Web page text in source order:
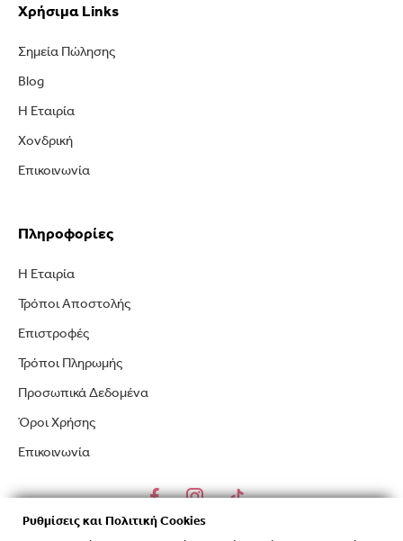
Χρήσιμα Links
Σημεία Πώλησης
Blog
Η Εταιρία
Χονδρική
Επικοινωνία
Πληροφορίες
Η Εταιρία
Τρόποι Αποστολής
Επιστροφές
Τρόποι Πληρωμής
Προσωπικά Δεδομένα
Όροι Χρήσης
Επικοινωνία
Ρυθμίσεις και Πολιτική Cookies